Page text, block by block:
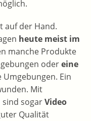
auf der Hand.
heute meist im
manche Produkte
odereine
Ein
Mit
sind sogarVideo
Qualität